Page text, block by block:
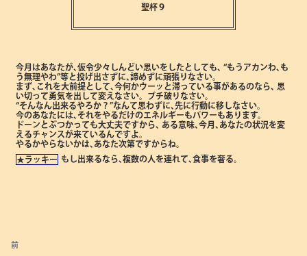
聖杯９
今月はあなたが､仮令少々しんどい思いをしたとしても､ “もうアカンわ､も
う無理やわ”等と投げ出さずに､諦めずに頑張りなさい。
まず､これを大前提として､今何かウーッと滞っている事があるのなら､
思
い切って勇気を出して変えなさい。ブチ破りなさい。
“そんなん出来るやろか？”なんて思わずに､先に行動に移しなさい。
今のあなたには､それをやるだけのエネルギーもパワーもあります。
ドーンとぶつかっても大丈夫ですから､
ある意味､今月､あなたの状況を変
えるチャンスが来ているんですよ。
やるかやらないかは､あなた次第ですからね。
★ラッキー もし出来るなら､複数の人を連れて､食事を奢る。
前
前